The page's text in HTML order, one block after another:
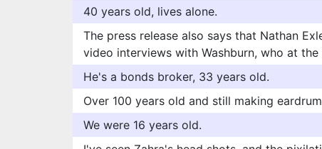
40 years old, lives alone.
The press release also says that Nathan
video interviews with Washburn, who at
He's a bonds broker, 33 years old.
Over 100 years old and still making
We were 16 years old.